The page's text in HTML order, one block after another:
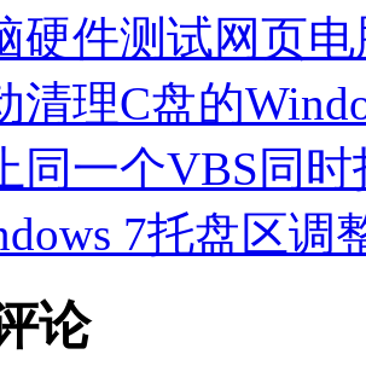
硬件测试网页
清理C盘的
同一个VBS同
7托盘区调
论